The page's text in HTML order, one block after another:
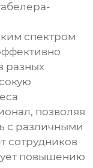
спектром
разных
позволяя
с различными
сотрудников
повышению